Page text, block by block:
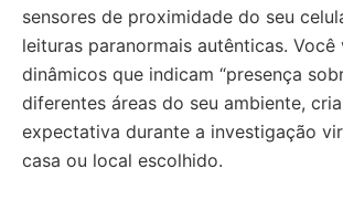
sensores de proximidade do seu
leituras paranormais autênticas.
dinâmicos que indicam “presença
diferentes áreas do seu ambiente,
expectativa durante a investigação
casa ou local escolhido.